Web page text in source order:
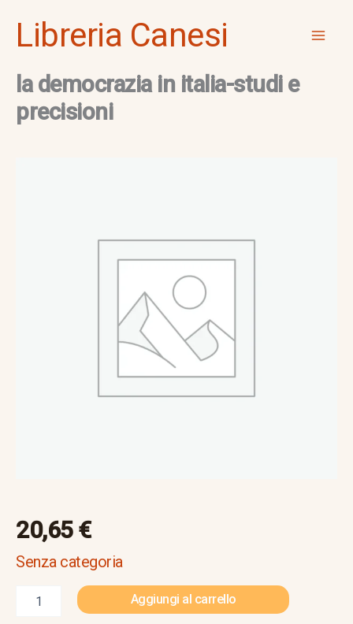
Libreria Canesi
la democrazia in italia-studi e
precisioni
20,65 €
Senza categoria
Aggiungi al carrello